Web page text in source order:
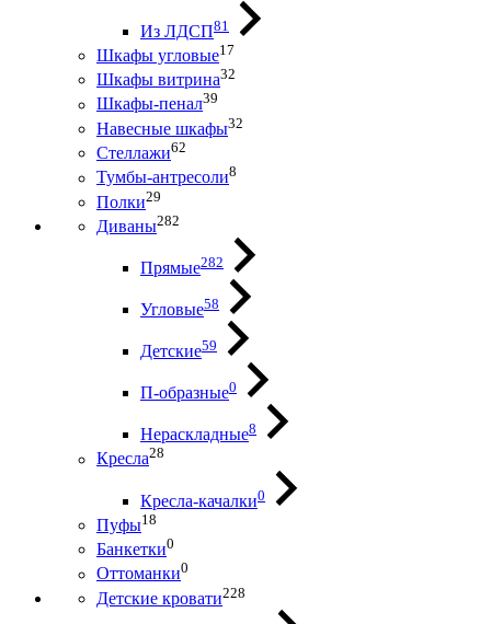
Из ЛДСП81
Шкафы угловые17
Шкафы витрина32
Шкафы-пенал39
Навесные шкафы32
Стеллажи62
Тумбы-антресоли8
Полки29
Диваны282
Прямые282
Угловые58
Детские59
П-образные0
Нераскладные8
Кресла28
Кресла-качалки0
Пуфы18
Банкетки0
Оттоманки0
Детские кровати228